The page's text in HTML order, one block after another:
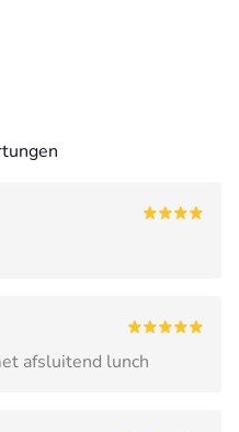
afsluitend lunch